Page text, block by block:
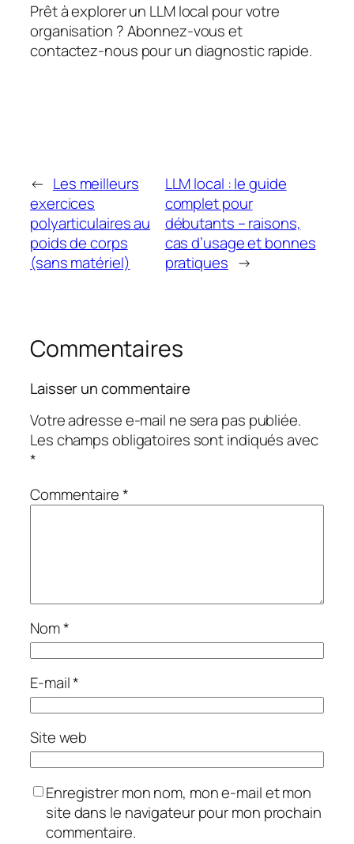
Prêt à explorer un LLM local pour votre
organisation ? Abonnez‑vous et
contactez‑nous pour un diagnostic rapide.
← Les meilleurs
exercices
polyarticulaires au
poids de corps
(sans matériel)
LLM local : le guide
complet pour
débutants – raisons,
cas d’usage et bonnes
pratiques →
Commentaires
Laisser un commentaire
Votre adresse e-mail ne sera pas publiée.
Les champs obligatoires sont indiqués avec
*
Commentaire*
Nom*
E-mail*
Site web
Enregistrer mon nom, mon e-mail et mon
site dans le navigateur pour mon prochain
commentaire.